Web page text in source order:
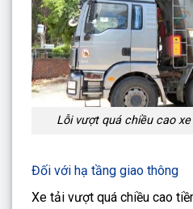
Lỗi vượt quá chiều cao
Đối với hạ tầng giao thông
Xe tải vượt quá chiều cao